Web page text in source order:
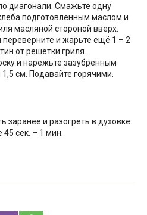
диагонали. Смажьте одну
подготовленным маслом и
масляной стороной вверх.
и жарьте ещё 1 – 2
от решётки гриля.
и нарежьте зазубренным
см. Подавайте горячими.
заранее и разогреть в духовке
45 сек. – 1 мин.